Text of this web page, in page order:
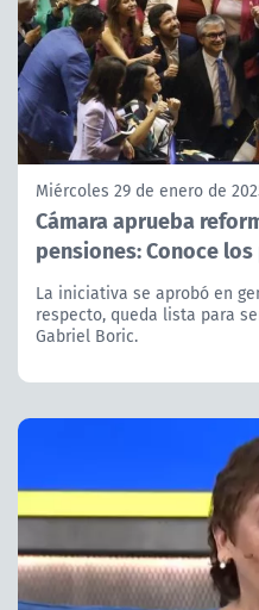
Miércoles 29 de enero de
Cámara aprueba
pensiones: Conoce
La iniciativa se aprobó en
respecto, queda lista para
Gabriel Boric.